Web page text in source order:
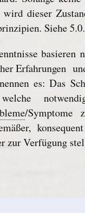
wird dieser
Siehe
basieren
Erfahrungen
es: Das
welche
/Symptome
zur Verfügung